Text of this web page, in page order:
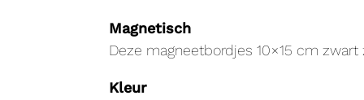
Magnetisch
Deze magneetbordjes 10×15 cm
Kleur